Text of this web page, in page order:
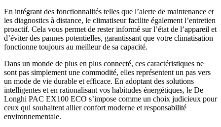
En intégrant des fonctionnalités telles que l’alerte de maintenance et
les diagnostics à distance, le climatiseur facilite également l’entretien
proactif. Cela vous permet de rester informé sur l’état de l’appareil et
d’éviter des pannes potentielles, garantissant que votre climatisation
fonctionne toujours au meilleur de sa capacité.
Dans un monde de plus en plus connecté, ces caractéristiques ne
sont pas simplement une commodité, elles représentent un pas vers
un mode de vie durable et efficace. En adoptant des solutions
intelligentes et en rationalisant vos habitudes énergétiques, le De
Longhi PAC EX100 ECO s’impose comme un choix judicieux pour
ceux qui souhaitent allier confort moderne et responsabilité
environnementale.